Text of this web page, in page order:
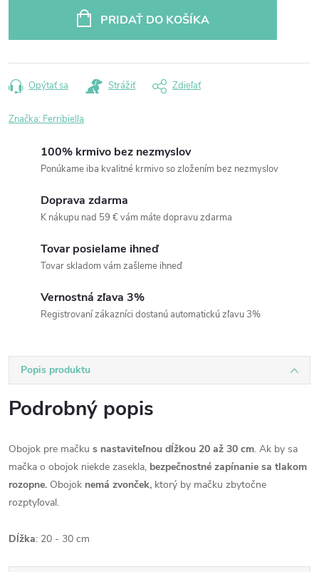
PRIDAŤ DO KOŠÍKA
Opýtať sa Strážiť Zdieľať
Značka: Ferribiella
100% krmivo bez nezmyslov
Ponúkame iba kvalitné krmivo so zložením bez nezmyslov
Doprava zdarma
K nákupu nad 59 € vám máte dopravu zdarma
Tovar posielame ihneď
Tovar skladom vám zašleme ihneď
Vernostná zľava 3%
Registrovaní zákazníci dostanú automatickú zľavu 3%
Popis produktu
Podrobný popis
Obojok pre mačku s nastaviteľnou dĺžkou 20 až 30 cm. Ak by sa
mačka o obojok niekde zasekla, bezpečnostné zapínanie sa tlakom
rozopne. Obojok nemá zvonček, ktorý by mačku zbytočne
rozptyľoval.
Dĺžka: 20 - 30 cm